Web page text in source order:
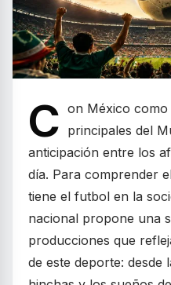
C on México como
principales del
anticipación entre los
día. Para comprender
tiene el futbol en la
nacional propone una
producciones que
de este deporte: desde